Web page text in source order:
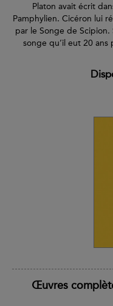
Platon avait écrit
Pamphylien. Cicéron lui
par le Songe de Scipion.
songe qu’il eut 20 ans
Œuvres